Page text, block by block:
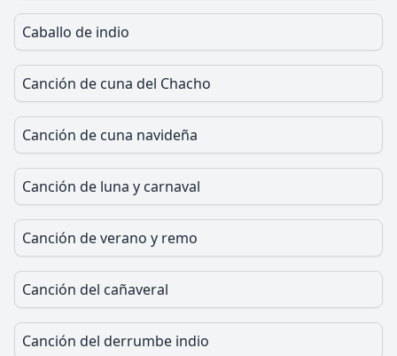
Caballo de indio
Canción de cuna del Chacho
Canción de cuna navideña
Canción de luna y carnaval
Canción de verano y remo
Canción del cañaveral
Canción del derrumbe indio